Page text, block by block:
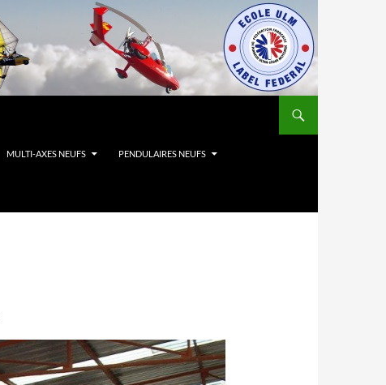
MULTI-AXES NEUFS PENDULAIRES NEUFS